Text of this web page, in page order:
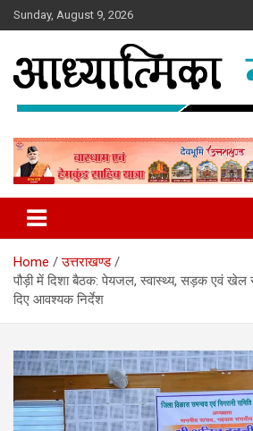
Skip
to
Sunday, August 9, 2026
Aadhyatmika News
Home
उत्तराखण्ड
पौड़ी में दिशा बैठक: पेयजल, स्वास्थ्य, सड़क एवं
दिए आवश्यक निर्देश